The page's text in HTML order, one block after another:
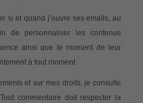
si et quand j’ouvre ses emails, au
de personnaliser les contenus
ainsi que le moment de leur
à tout moment.
et sur mes droits, je consulte
commentaire doit respecter la